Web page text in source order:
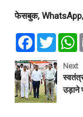
फेसबुक,
F
e
b
o
o
k
T
w
t
t
e
r
t
s
A
p
Next
उड़ाने